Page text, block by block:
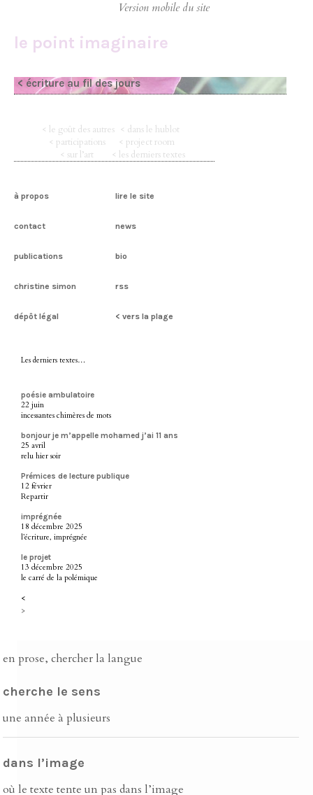
le point imaginaire
< écriture au fil des jours
< le goût des autres < dans le hublot
< participations
< project room
< sur l’art
< les derniers textes
à propos lire le site
contact news
publications bio
christine simon rss
dépôt légal < vers la plage
Les derniers textes…
poésie ambulatoire
22 juin
incessantes chimères de mots
bonjour je m’appelle mohamed j’ai 11 ans
25 avril
relu hier soir
Prémices de lecture publique
12 février
Repartir
imprégnée
18 décembre 2025
l’écriture, imprégnée
le projet
13 décembre 2025
le carré de la polémique
<
>
en prose, chercher la langue
cherche le sens
une année à plusieurs
dans l’image
où le texte tente un pas dans l’image